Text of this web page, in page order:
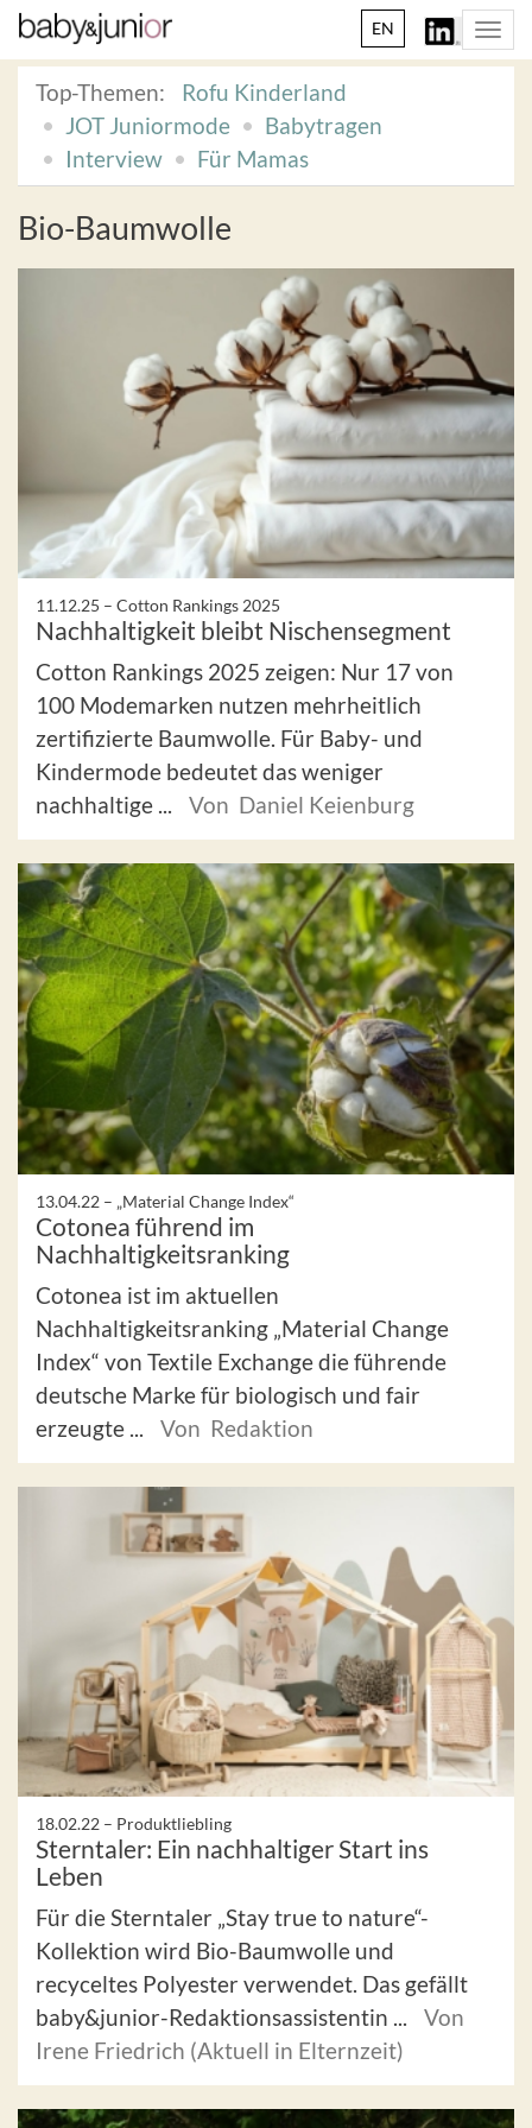
EN
Top-Themen:
Rofu Kinderland
JOT Juniormode
Babytragen
Interview
Für Mamas
Bio-Baumwolle
11.12.25 – Cotton Rankings 2025
Nachhaltigkeit bleibt Nischensegment
Cotton Rankings 2025 zeigen: Nur 17 von
100 Modemarken nutzen mehrheitlich
zertifizierte Baumwolle. Für Baby- und
Kindermode bedeutet das weniger
nachhaltige ...
Von Daniel Keienburg
13.04.22 – „Material Change Index“
Cotonea führend im
Nachhaltigkeitsranking
Cotonea ist im aktuellen
Nachhaltigkeitsranking „Material Change
Index“ von Textile Exchange die führende
deutsche Marke für biologisch und fair
erzeugte ...
Von Redaktion
18.02.22 – Produktliebling
Sterntaler: Ein nachhaltiger Start ins
Leben
Für die Sterntaler „Stay true to nature“-
Kollektion wird Bio-Baumwolle und
recyceltes Polyester verwendet. Das gefällt
baby&junior-Redaktionsassistentin ...
Von
Irene Friedrich (Aktuell in Elternzeit)